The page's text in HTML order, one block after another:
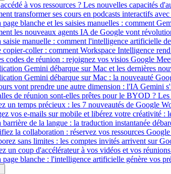
à vos ressources ? Les nouvelles capacités
transformer ses cours en podcasts interactifs
blanche et les saisies manuelles : comment
les nouveaux agents IA de Google vont
saisie manuelle : comment l'intelligence artificielle
copier-coller : comment Workspace Intelligence
codes de réunion : rejoignez vos visios Google
Gemini débarque sur Mac et les dernières
Gemini débarque sur Mac : la nouveauté
vont prendre une autre dimension : l'IA Gemini
de réunion sont-elles prêtes pour le BYOD ?
un temps précieux : les 7 nouveautés de Google
vos e-mails sur mobile et libérez votre créativité :
barrière de la langue : la traduction instantanée
la collaboration : réservez vos ressources
sans limites : les comptes invités arrivent sur
un coup d'accélérateur à vos vidéos et vos
page blanche : l'intelligence artificielle génère vos